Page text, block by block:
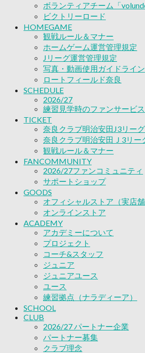
FANCOMMUNITY
2026/27ファンコミュニティ
サポートショップ
GOODS
オフィシャルストア（実店舗
オンラインストア
ACADEMY
アカデミーについて
プロジェクト
コーチ&スタッフ
ジュニア
ジュニアユース
ユース
練習拠点（ナラディーア）
SCHOOL
CLUB
2026/27 パートナー企業
パートナー募集
クラブ理念
クラブ情報
サステナビリティ
Web制作支援
応援プロジェクト
ボランティアチーム「
ビクトリーロード
HOMEGAME
観戦ルール＆マナー
ホームゲーム運営管理規定
Jリーグ運営管理規定
写真・動画使用ガイドライン
ロートフィールド奈良
SCHEDULE
2026/27
練習見学時のファンサービ
TICKET
奈良クラブ明治安田J3リー
奈良クラブ明治安田Ｊ3リー
観戦ルール＆マナー
FANCOMMUNITY
2026/27ファンコミュニティ
サポートショップ
GOODS
オフィシャルストア（実店舗
オンラインストア
ACADEMY
アカデミーについて
プロジェクト
コーチ&スタッフ
ジュニア
ジュニアユース
ユース
練習拠点（ナラディーア）
SCHOOL
CLUB
2026/27 パートナー企業
パートナー募集
クラブ理念